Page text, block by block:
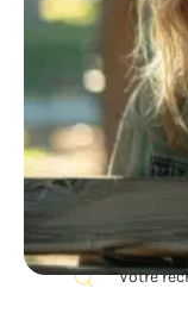
Recherche